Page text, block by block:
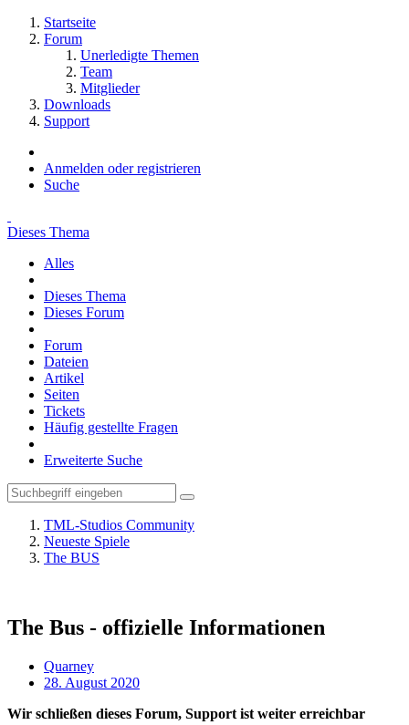
Startseite
Forum
Unerledigte Themen
Team
Mitglieder
Downloads
Support
Anmelden oder registrieren
Suche
Dieses Thema
Alles
Dieses Thema
Dieses Forum
Forum
Dateien
Artikel
Seiten
Tickets
Häufig gestellte Fragen
Erweiterte Suche
TML-Studios Community
Neueste Spiele
The BUS
The Bus - offizielle Informationen
Quarney
28. August 2020
Wir schließen dieses Forum, Support ist weiter erreichbar